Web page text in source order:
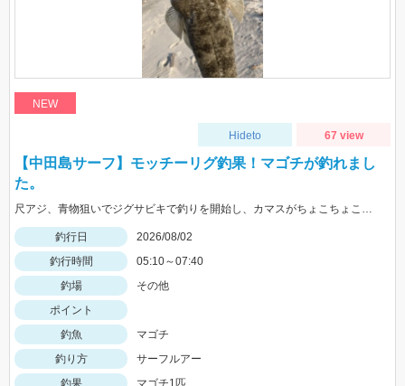
NEW
Hideto 67 view
【中田島サーフ】モッチーリグ釣果！マゴチが釣れまし
た。
尺アジ、青物狙いでジグサビキで釣りを開始し、カマスがちょこちょこ釣れるものの、狙いの魚は釣れず…。そこで先週、スズキ、イシモチを釣ることができたモッチーリグをセット！スパテラを使ってシャクりながら誘っていると、ゴンっと強い当たりがあり、なかなか歯ごたえのある引きを楽しみながら慎重に引き上げると、正体はマゴチでした。人生初マゴチの喜びと、モッチーリグで釣れたことの驚きでとても充実した釣行でした。絡まないし、ちゃんと釣れるし、モッチーリグに心から感謝しています( ´ ▽ ` )ﾉ
釣行日
2026/08/02
釣行時間
05:10～07:40
釣場
その他
ポイント
釣魚
マゴチ
釣り方
サーフルアー
釣果
マゴチ1匹